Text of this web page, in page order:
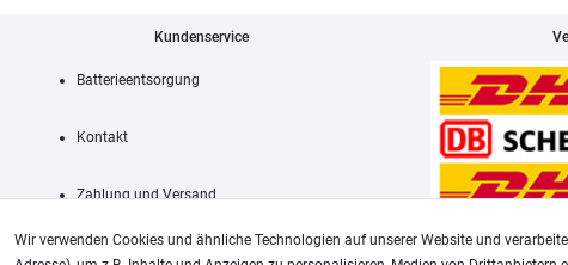
Kundenservice
Batterieentsorgung
Kontakt
Zahlung und Versand
Wir verwenden Cookies und ähnliche Technologien auf unserer Website und